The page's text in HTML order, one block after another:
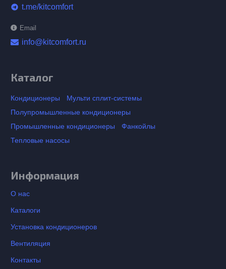
telegram t.me/kitcomfort
Email
info@kitcomfort.ru
Каталог
Кондиционеры
Мульти сплит-системы
Полупромышленные кондиционеры
Промышленные кондиционеры
Фанкойлы
Тепловые насосы
Информация
О нас
Каталоги
Установка кондиционеров
Вентиляция
Контакты